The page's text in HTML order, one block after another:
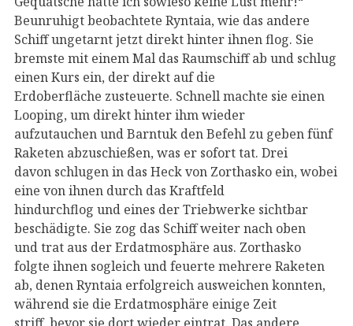
Beunruhigt beobachtete Ryntaia, wie das andere
Schiff ungetarnt jetzt direkt hinter ihnen flog. Sie
bremste mit einem Mal das Raumschiff ab und schlug
einen Kurs ein, der direkt auf die
Erdoberfläche zusteuerte. Schnell machte sie einen
Looping, um direkt hinter ihm wieder
aufzutauchen und Barntuk den Befehl zu geben fünf
Raketen abzuschießen, was er sofort tat. Drei
davon schlugen in das Heck von Zorthasko ein, wobei
eine von ihnen durch das Kraftfeld
hindurchflog und eines der Triebwerke sichtbar
beschädigte. Sie zog das Schiff weiter nach oben
und trat aus der Erdatmosphäre aus. Zorthasko
folgte ihnen sogleich und feuerte mehrere Raketen
ab, denen Ryntaia erfolgreich ausweichen konnten,
während sie die Erdatmosphäre einige Zeit